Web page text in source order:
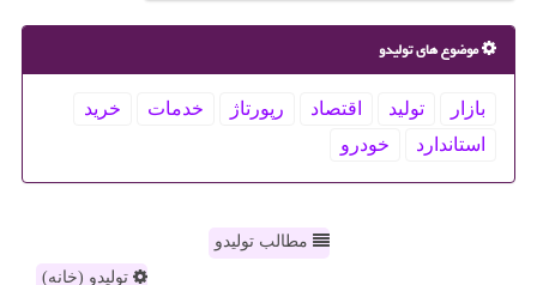
موضوع های تولیدو
بازار تولید اقتصاد رپورتاژ خدمات
خرید
استاندارد
خودرو
مطالب تولیدو
تولیدو (خانه)